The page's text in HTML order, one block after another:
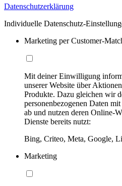
Datenschutzerklärung
Individuelle Datenschutz-
Marketing per Customer-
Mit deiner Einwilligung
unserer Website über
Produkte. Dazu gleichen wir
personenbezogenen Daten
ab und nutzen deren Online-
Dienste bereits nutzt:
Bing, Criteo, Meta, Google,
Marketing